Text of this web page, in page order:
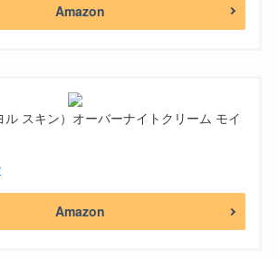
Amazon
ル スキン）オーバーナイトクリーム モイ
Amazon